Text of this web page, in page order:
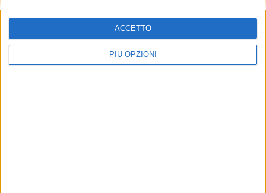
PIÙ OPZIONI
ACCETTO